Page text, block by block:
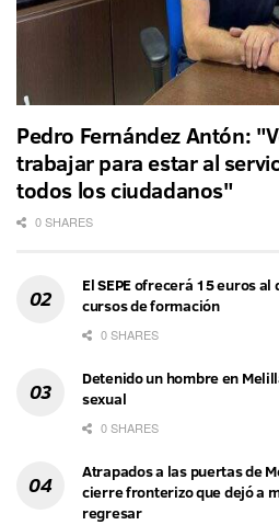
Pedro Fernández Antón:
trabajar para estar al
todos los ciudadanos"
0 SHARES
El SEPE ofrecerá 15 euros
cursos de formación
0 SHARES
Detenido un hombre en
sexual
0 SHARES
Atrapados a las puertas de
cierre fronterizo que dejó a
regresar